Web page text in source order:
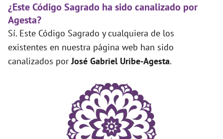
¿Este Código Sagrado ha sido canalizado por
Agesta?
Sí. Este Código Sagrado y cualquiera de los
existentes en nuestra página web han sido
canalizados porJosé Gabriel Uribe-Agesta.